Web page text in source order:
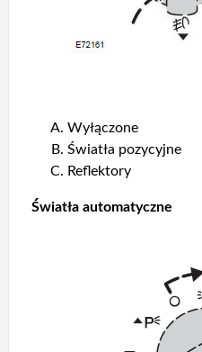
Wyłączone
Światła pozycyjne
Reflektory
Światła automatyczne